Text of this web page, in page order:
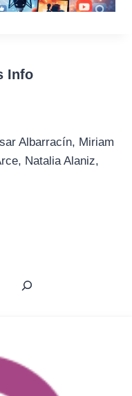
Info
Albarracín, Miriam
Natalia Alaniz,